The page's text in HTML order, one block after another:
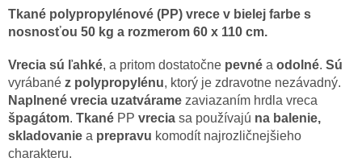
Tkané polypropylénové (PP) vrece v bielej farbe s
nosnosťou 50 kg a rozmerom 60 x 110 cm.
Vrecia sú ľahké, a pritom dostatočne pevné a odolné. Sú
vyrábané z polypropylénu, ktorý je zdravotne nezávadný.
Naplnené vrecia uzatvárame zaviazaním hrdla vreca
špagátom. Tkané PP vrecia sa používajú na balenie,
skladovanie a prepravu komodít najrozličnejšieho
charakteru.